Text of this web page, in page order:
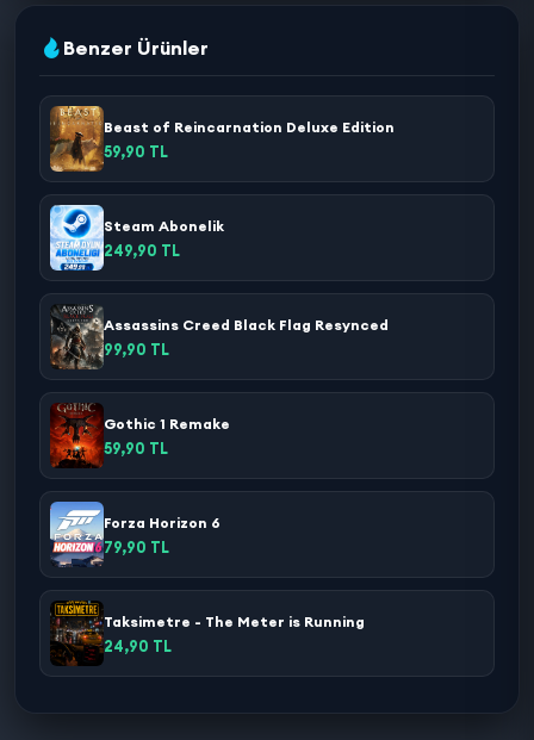
Benzer Ürünler
Beast of Reincarnation Deluxe Edition
59,90 TL
Steam Abonelik
249,90 TL
Assassins Creed Black Flag Resynced
99,90 TL
Gothic 1 Remake
59,90 TL
Forza Horizon 6
79,90 TL
Taksimetre - The Meter is Running
24,90 TL